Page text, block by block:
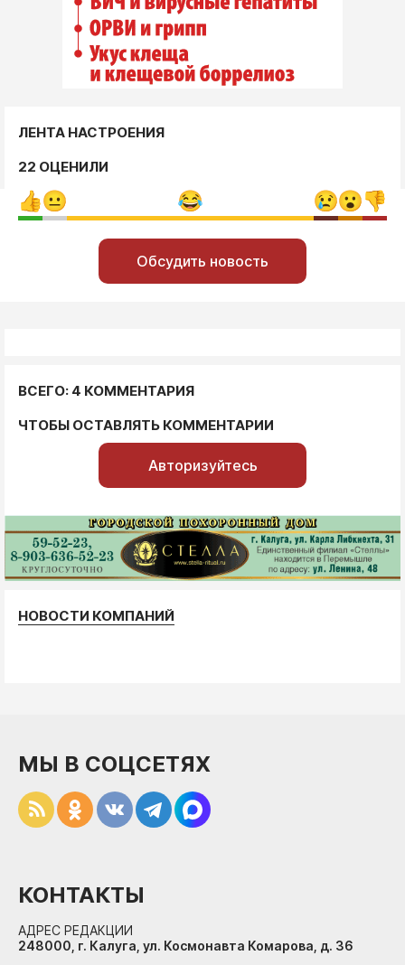
ЛЕНТА НАСТРОЕНИЯ
22 ОЦЕНИЛИ
Обсудить новость
ВСЕГО: 4 КОММЕНТАРИЯ
ЧТОБЫ ОСТАВЛЯТЬ КОММЕНТАРИИ
Авторизуйтесь
НОВОСТИ КОМПАНИЙ
МЫ В СОЦСЕТЯХ
КОНТАКТЫ
АДРЕС РЕДАКЦИИ
248000, г. Калуга, ул. Космонавта Комарова, д. 36